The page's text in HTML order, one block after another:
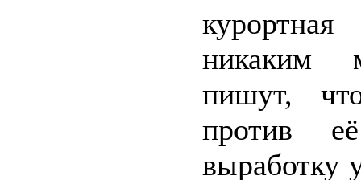
никаким
пишут,
против
выработку